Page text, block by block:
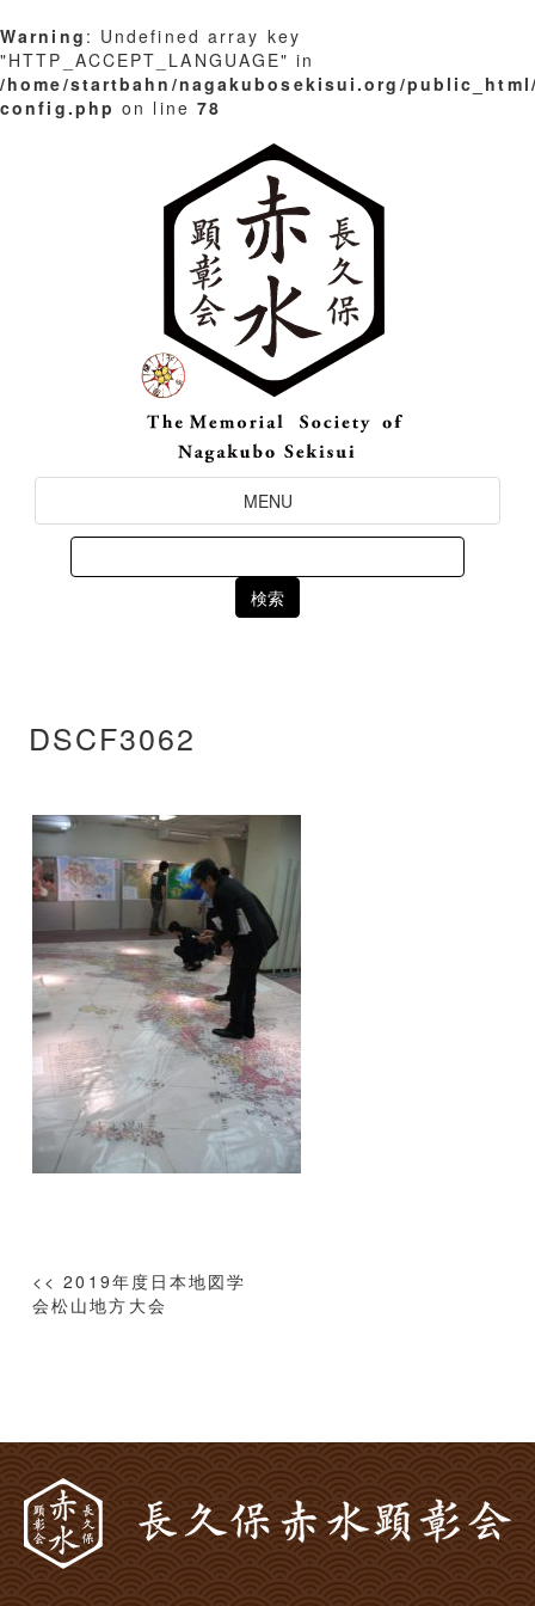
Warning : Undefined array key
"HTTP_ACCEPT_LANGUAGE" in
/home/startbahn/nagakubosekisui.org/
config.php on line 78
Toggle
Navigation
MENU
Search
for:
DSCF3062
投
稿
ー
ョ
ン
<< 2019年度日本地図学
会松山地方大会